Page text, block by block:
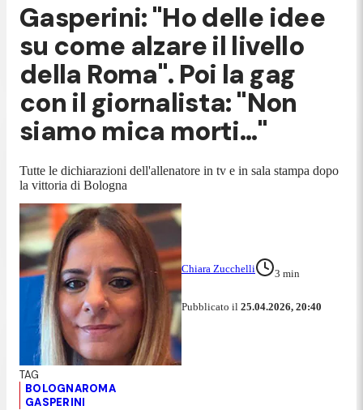
Gasperini: "Ho delle idee
su come alzare il livello
della Roma". Poi la gag
con il giornalista: "Non
siamo mica morti..."
Tutte le dichiarazioni dell'allenatore in tv e in sala stampa dopo
la vittoria di Bologna
Chiara Zucchelli 3 min
Pubblicato il 25.04.2026, 20:40
BOLOGNAROMA
GASPERINI